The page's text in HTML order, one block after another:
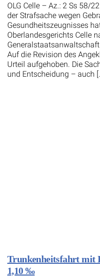
OLG Celle – Az.: 2 Ss 58/
der Strafsache wegen
Gesundheitszeugnisses
Oberlandesgerichts Celle
Auf die Revision des
Urteil aufgehoben. Die
und Entscheidung – auch
Trunkenheitsfahrt mit
1,10 ‰